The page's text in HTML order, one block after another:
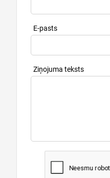
E-pasts
Ziņojuma teksts